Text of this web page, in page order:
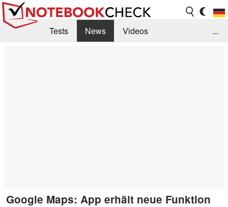
Tests News
Videos
...
Google Maps: App erhält neue Funktion